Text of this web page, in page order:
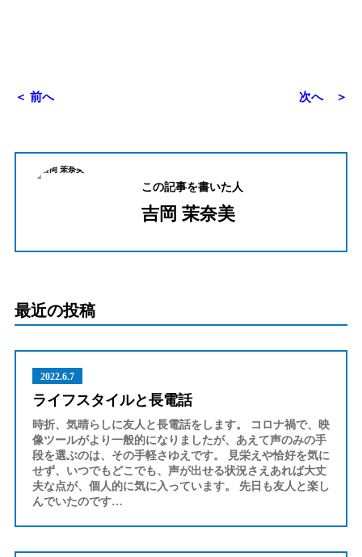
＜ 前へ 次へ ＞
この記事を書いた人
吉岡 茉奈美
最近の投稿
2022.6.7
ライフスタイルと長電話
時折、気晴らしに友人と長電話をします。 コロナ禍で、映
像ツールがより一般的になりましたが、あえて声のみの手
段を選ぶのは、その手軽さゆえです。 見栄えや恰好を気に
せず、いつでもどこでも、声が出せる状況さえあれば大丈
夫な点が、個人的に気に入っています。 先日も友人と楽し
んでいたのです…